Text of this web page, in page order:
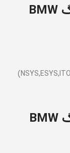
نرم افزار ها و برنامه هایی دیاگ BMW
مزایای استفاده از دستگاه دیاگ BMW